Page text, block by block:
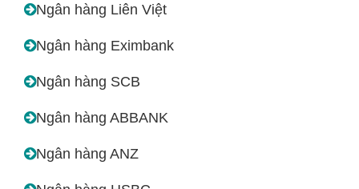
Ngân hàng Liên Việt
Ngân hàng Eximbank
Ngân hàng SCB
Ngân hàng ABBANK
Ngân hàng ANZ